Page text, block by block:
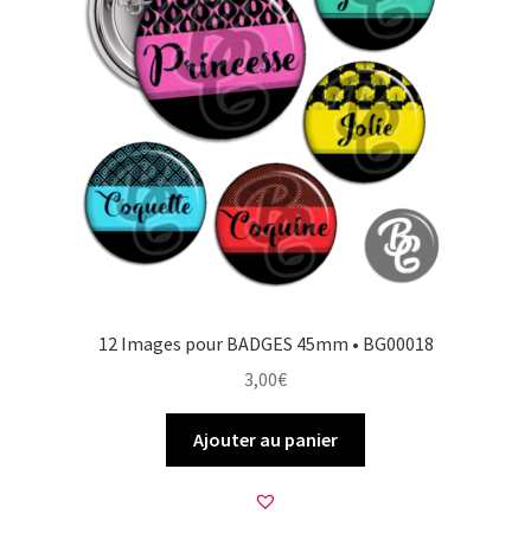
12 Images pour BADGES 45mm • BG00018
3,00€
Ajouter au panier